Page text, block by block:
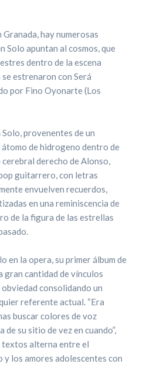
hay numerosas
Solo apuntan al cosmos, que
dentro de la escena
se estrenaron con Será
por Fino Oyonarte (Los
provenentes de un
de hidrogeno dentro de
derecho de Alonso,
guitarrero, con letras
envuelven recuerdos,
en una reminiscencia de
de la figura de las estrellas
en la opera, su primer álbum de
gran cantidad de vínculos
consolidando un
referente actual. “Era
buscar colores de voz
de su sitio de vez en cuando”,
textos alterna entre el
los amores adolescentes con